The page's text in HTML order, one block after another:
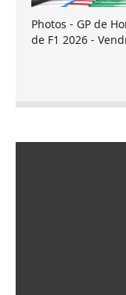
Photos - GP de
de F1 2026 -